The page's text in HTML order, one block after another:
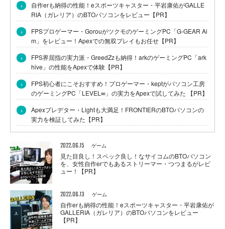
›
自作erも納得の性能！eスポーツキャスター・平岩康佑がGALLE
RIA（ガレリア）のBTOパソコンをレビュー【PR】
›
FPSプロゲーマー・GorouがツクモのゲーミングPC「G-GEAR Ai
m」をレビュー！Apexでの無双プレイもお任せ【PR】
›
FPS界屈指の実力派・GreedZzも納得！arkのゲーミングPC「ark
hive」の性能をApexで体験【PR】
›
FPS初心者にこそおすすめ！プロゲーマー・keptがパソコン工房
のゲーミングPC「LEVEL∞」の実力をApexで試してみた 【PR】
›
Apexプレデター・Lightも大満足！FRONTIERのBTOパソコンの
実力を検証してみた【PR】
2022.06.15 ゲーム
見た目良し！スペック良し！なサイコムのBTOパソコン
を、女性自作erでもあるストリーマー・つつまるがレビ
ュー！【PR】
2022.06.13 ゲーム
自作erも納得の性能！eスポーツキャスター・平岩康佑が
GALLERIA（ガレリア）のBTOパソコンをレビュー
【PR】